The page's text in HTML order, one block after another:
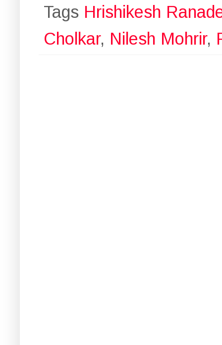
Tags Hrishikesh
Cholkar, Nilesh Mohrir,